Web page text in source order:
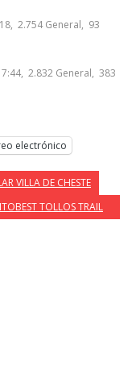
2.754 General, 93
2.832 General, 383
electrónico
VILLA DE CHESTE
TOLLOS TRAIL